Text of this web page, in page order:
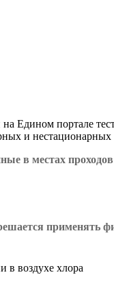
на Едином
и нестационарных
в местах проходов
применять
в воздухе хлора